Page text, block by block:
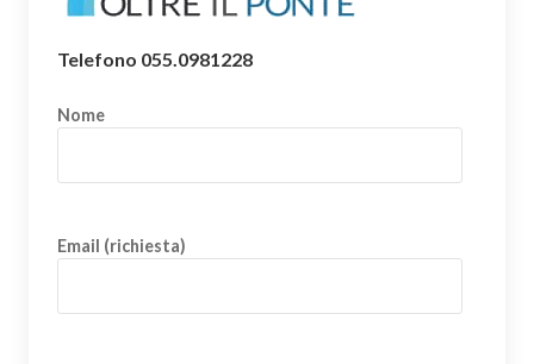
Telefono 055.0981228
Nome
Email (richiesta)